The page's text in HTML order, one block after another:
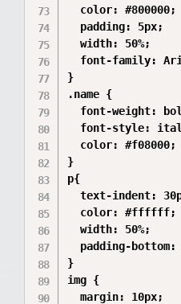
  color: #800000;
  padding: 5px;
  width: 50%;
font-family:
}
.name {
font-weight:
font-style:
  color: #f08000;
}
p{
text-indent:
  color: #ffffff;
  width: 50%;
padding-bottom:
}
img {
  margin: 10px;